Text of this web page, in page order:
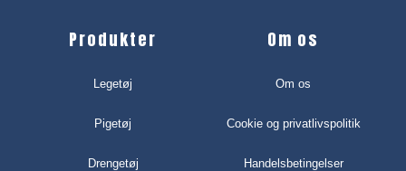
Produkter
Legetøj
Pigetøj
Drengetøj
Om os
Om os
Cookie og privatlivspolitik
Handelsbetingelser